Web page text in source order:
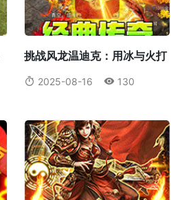
挑战风龙温迪克：用冰与火打
破风暴统治！
2025-08-16 130